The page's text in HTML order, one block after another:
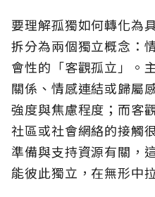
要理解孤獨如何轉化為
拆分為兩個獨立概念：
會性的「客觀孤立」。
關係、情感連結或歸屬
強度與焦慮程度；而客
社區或社會網絡的接觸
準備與支持資源有關，
能彼此獨立，在無形中